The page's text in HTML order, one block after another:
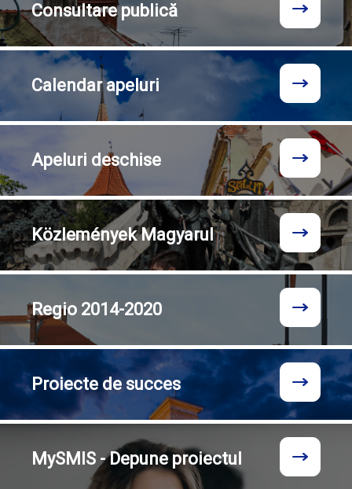
Consultarepublică
Calendarapeluri
Apeluri deschise
KözleményekMagyarul
Regio 2014-2020
Proiecte de succes
MySMIS - Depune proiectul